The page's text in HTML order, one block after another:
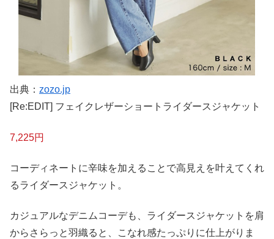
出典： zozo.jp
[Re:EDIT] フェイクレザーショートライダースジャケット
7,225円
コーディネートに辛味を加えることで高見えを叶えてくれ
るライダースジャケット。
カジュアルなデニムコーデも、ライダースジャケットを肩
からさらっと羽織ると、こなれ感たっぷりに仕上がりま